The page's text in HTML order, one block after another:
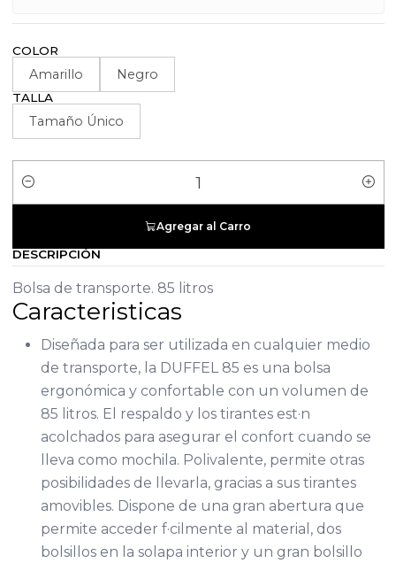
COLOR
Amarillo Negro
TALLA
Tamaño Único
Cantidad
Agregar al Carro
DESCRIPCIÓN
Bolsa de transporte. 85 litros
Caracteristicas
Diseñada para ser utilizada en cualquier medio
de transporte, la DUFFEL 85 es una bolsa
ergonómica y confortable con un volumen de
85 litros. El respaldo y los tirantes est·n
acolchados para asegurar el confort cuando se
lleva como mochila. Polivalente, permite otras
posibilidades de llevarla, gracias a sus tirantes
amovibles. Dispone de una gran abertura que
permite acceder f·cilmente al material, dos
bolsillos en la solapa interior y un gran bolsillo